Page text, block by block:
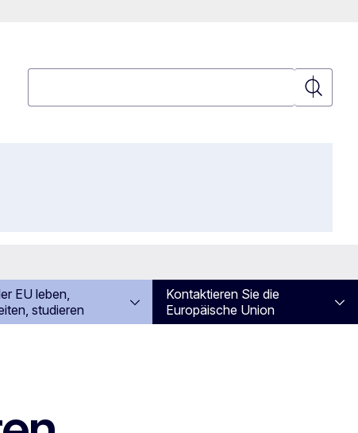
Suchen
EU leben,
studieren
Kontaktieren Sie die
Europäische Union